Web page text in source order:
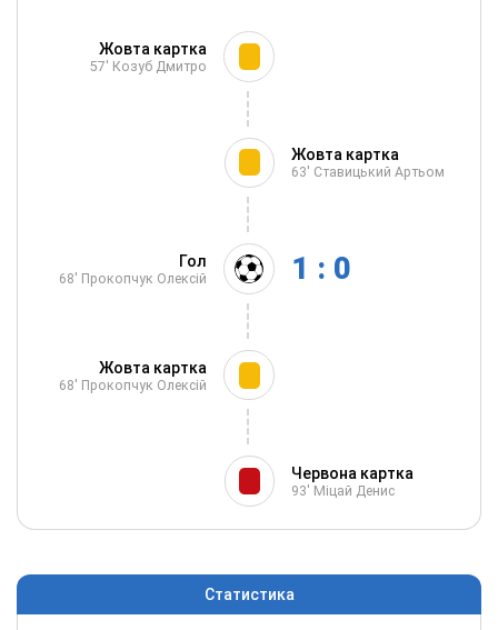
Жовта картка
57' Козуб Дмитро
Жовта картка
63' Ставицький Артьом
Гол
68' Прокопчук Олексій 1 : 0
Жовта картка
68' Прокопчук Олексій
Червона картка
93' Міцай Денис
Статистика